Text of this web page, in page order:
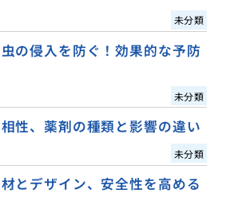
未分類
の侵入を防ぐ！効果的な予防
未分類
性、薬剤の種類と影響の違い
未分類
とデザイン、安全性を高める